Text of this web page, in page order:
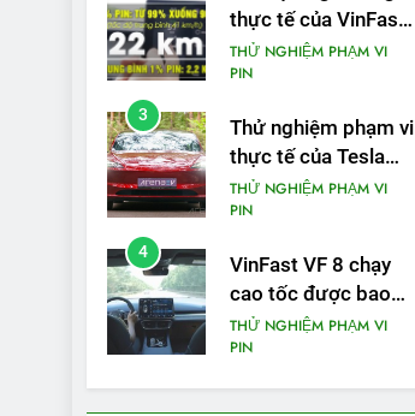
thực tế của VinFast
VF3: Vượt công bố
từ nhà sản xuất
THỬ NGHIỆM PHẠM VI
PIN
3
Thử nghiệm phạm vi
thực tế của Tesla
Model 3 LR 2024
THỬ NGHIỆM PHẠM VI
PIN
4
VinFast VF 8 chạy
cao tốc được bao
xa, mỗi kW điện đi
được bao nhiêu km?
THỬ NGHIỆM PHẠM VI
PIN
5